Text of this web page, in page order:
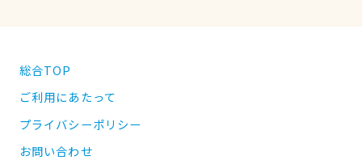
総合TOP
ご利用にあたって
プライバシーポリシー
お問い合わせ